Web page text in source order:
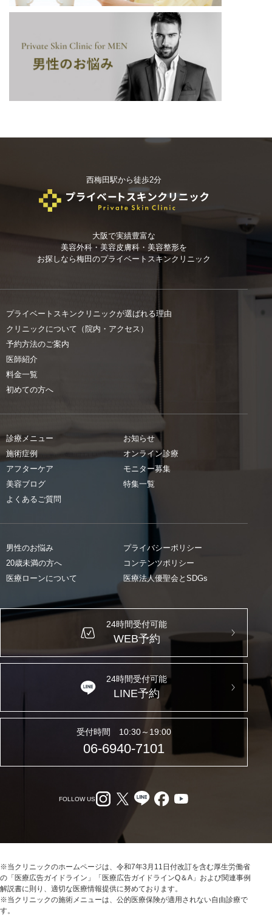
西梅田駅から徒歩2分
大阪で実績豊富な
美容外科・美容皮膚科・美容整形を
お探しなら梅田のプライベートスキンクリニック
プライベートスキンクリニックが選ばれる理由
クリニックについて（院内・アクセス）
予約方法のご案内
医師紹介
料金一覧
初めての方へ
診療メニュー
施術症例
アフターケア
美容ブログ
よくあるご質問
お知らせ
オンライン診療
モニター募集
特集一覧
男性のお悩み
20歳未満の方へ
医療ローンについて
プライバシーポリシー
コンテンツポリシー
医療法人優聖会とSDGs
24時間受付可能
WEB予約
24時間受付可能
LINE予約
受付時間 10:30～19:00
06-6940-7101
FOLLOW US
※当クリニックのホームページは、令和7年3月11日付改訂を含む厚生労働省
の「医療広告ガイドライン」「医療広告ガイドラインQ＆A」および関連事例
解説書に則り、適切な医療情報提供に努めております。
※当クリニックの施術メニューは、公的医療保険が適用されない自由診療で
す。